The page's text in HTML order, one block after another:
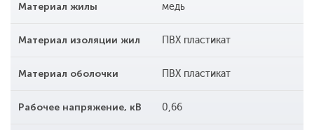
Материал жилы медь
Материал изоляции жил ПВХ пластикат
Материал оболочки ПВХ пластикат
Рабочее напряжение, кВ 0,66